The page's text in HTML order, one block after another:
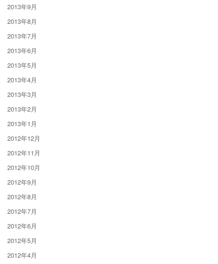
2013年9月
2013年8月
2013年7月
2013年6月
2013年5月
2013年4月
2013年3月
2013年2月
2013年1月
2012年12月
2012年11月
2012年10月
2012年9月
2012年8月
2012年7月
2012年6月
2012年5月
2012年4月